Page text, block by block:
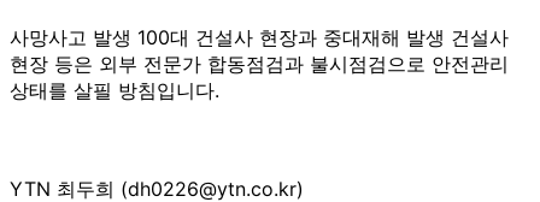
사망사고 발생 100대 건설사 현장과 중대재해 발생 건설사
현장 등은 외부 전문가 합동점검과 불시점검으로 안전관리
상태를 살필 방침입니다.
YTN 최두희 (dh0226@ytn.co.kr)